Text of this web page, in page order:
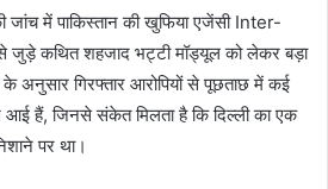
जांच में पाकिस्तान की खुफिया एजेंसी Inter-
कथित शहजाद भट्टी मॉड्यूल को लेकर बड़ा
अनुसार गिरफ्तार आरोपियों से पूछताछ में कई
आई हैं, जिनसे संकेत मिलता है कि दिल्ली का एक
पर था।